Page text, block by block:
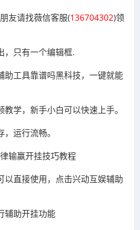
友请找薇信客服(136704302)领
，只有一个编辑框.
助工具靠谱吗黑科技，一键就能
学，新手小白可以快速上手。
运行流畅。
输赢开挂技巧教程
以直接使用，点击兴动互娱辅助
辅助开挂功能